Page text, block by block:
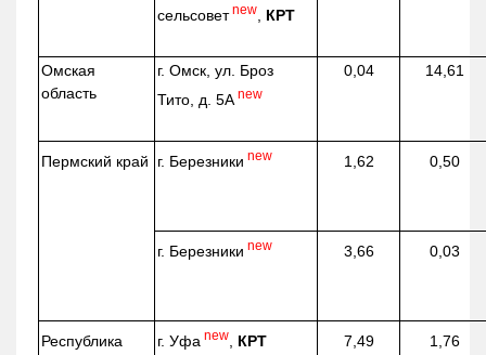
сельсовет new КРТ
Омская
область
г. Омск, ул. Броз
Тито, д. 5А new
0,04 14,61
Пермский край г. Березники new 1,62 0,50
г. Березники new 3,66 0,03
Республика
г. Уфа new КРТ 7,49 1,76